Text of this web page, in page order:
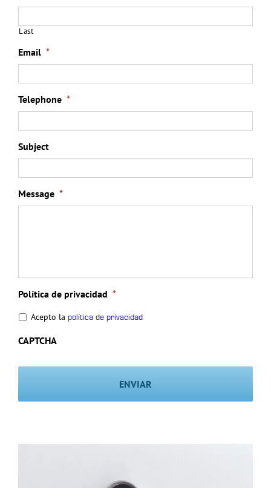
Last
Email *
Telephone *
Subject
Message *
Política de privacidad *
Acepto la política de privacidad
CAPTCHA